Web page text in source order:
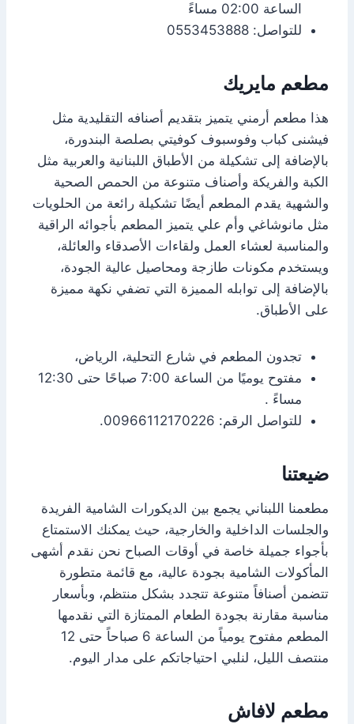
الساعة 02:00 مساءً
للتواصل: 0553453888
مطعم مايريك
هذا مطعم أرمني يتميز بتقديم أصنافه التقليدية مثل
فيشنى كباب وفوسبوف كوفيتي بصلصة البندورة،
بالإضافة إلى تشكيلة من الأطباق اللبنانية والعربية مثل
الكبة والفريكة وأصناف متنوعة من الحمص الصحية
والشهية يقدم المطعم أيضًا تشكيلة رائعة من الحلويات
مثل مانوشاغي وأم علي يتميز المطعم بأجوائه الراقية
والمناسبة لعشاء العمل ولقاءات الأصدقاء والعائلة،
ويستخدم مكونات طازجة ومحاصيل عالية الجودة،
بالإضافة إلى توابله المميزة التي تضفي نكهة مميزة
على الأطباق.
تجدون المطعم في شارع التحلية، الرياض،
مفتوح يوميًا من الساعة 7:00 صباحًا حتى 12:30
مساءً .
للتواصل الرقم: 00966112170226.
ضيعتنا
مطعمنا اللبناني يجمع بين الديكورات الشامية الفريدة
والجلسات الداخلية والخارجية، حيث يمكنك الاستمتاع
بأجواء جميلة خاصة في أوقات الصباح نحن نقدم أشهى
المأكولات الشامية بجودة عالية، مع قائمة متطورة
تتضمن أصنافاً متنوعة تتجدد بشكل منتظم، وبأسعار
مناسبة مقارنة بجودة الطعام الممتازة التي نقدمها
المطعم مفتوح يومياً من الساعة 6 صباحاً حتى 12
منتصف الليل، لنلبي احتياجاتكم على مدار اليوم.
مطعم لافاش